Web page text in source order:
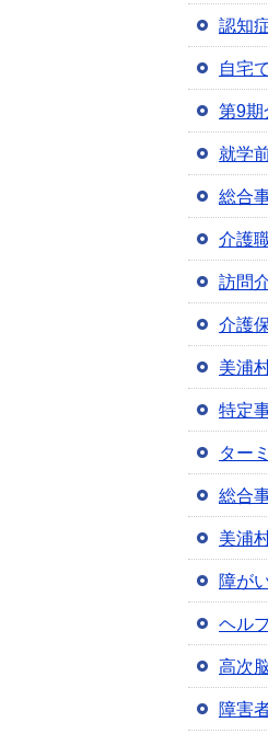
認知
自宅
第9期
就学
総合
介護
訪問
介護
美浦
特定
ター
総合
美浦
障が
ヘル
高次
障害